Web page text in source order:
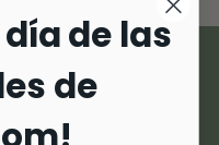
de origen natural,
a los más pequeños.
de las
de